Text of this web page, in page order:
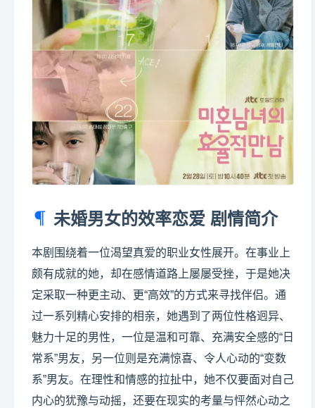
未婚男女的效率恋爱 剧情简介
本剧围绕着一位渴望真爱的职业女性展开。在事业上
颇有成就的她，却在感情道路上屡屡受挫，于是她决
定采取一种更主动、更“高效”的方式来寻找伴侣。通
过一系列精心安排的相亲，她遇到了两位性格迥异、
魅力十足的男性，一位是温和可靠、充满安全感的“日
常系”男友，另一位则是充满惊喜、令人心动的“变数
系”男友。在理性和情感的拉扯中，她不仅要面对自己
内心的犹豫与动摇，还要在现实的考量与怦然心动之